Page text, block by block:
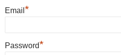
Email *
Password*